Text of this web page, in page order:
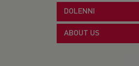
DOLENNI
ABOUT US